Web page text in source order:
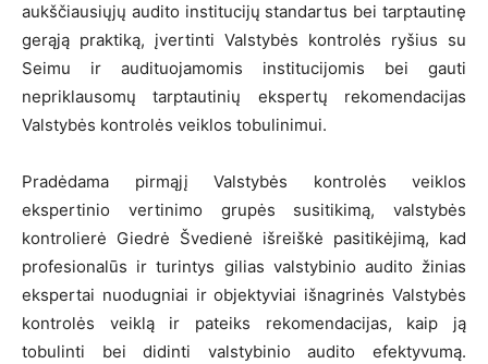
aukščiausiųjų audito institucijų standartus bei tarptautinę
gerąją praktiką, įvertinti Valstybės kontrolės ryšius su
Seimu ir audituojamomis institucijomis bei gauti
nepriklausomų tarptautinių ekspertų rekomendacijas
Valstybės kontrolės veiklos tobulinimui.
Pradėdama pirmąjį Valstybės kontrolės veiklos
ekspertinio vertinimo grupės susitikimą, valstybės
kontrolierė Giedrė Švedienė išreiškė pasitikėjimą, kad
profesionalūs ir turintys gilias valstybinio audito žinias
ekspertai nuodugniai ir objektyviai išnagrinės Valstybės
kontrolės veiklą ir pateiks rekomendacijas, kaip ją
tobulinti bei didinti valstybinio audito efektyvumą.